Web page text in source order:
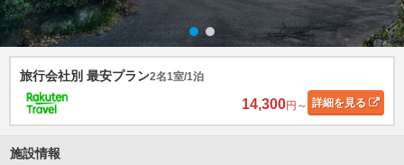
旅行会社別 最安プラン2名1室/1泊
14,300円～ 詳細を見る
施設情報